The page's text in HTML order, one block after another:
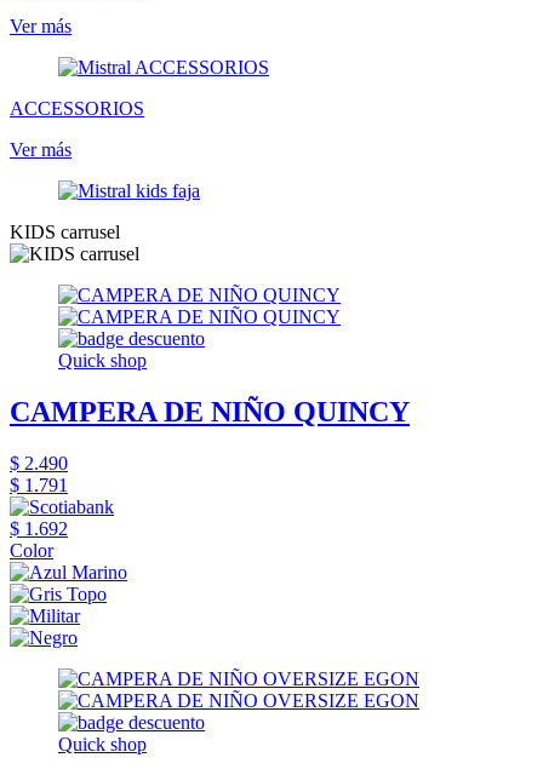
Ver más
ACCESSORIOS
Ver más
KIDS carrusel
Quick shop
CAMPERA DE NIÑO QUINCY
$ 2.490
$ 1.791
$ 1.692
Color
Quick shop